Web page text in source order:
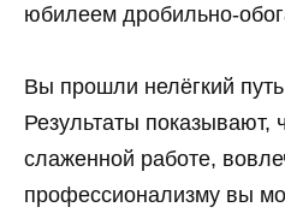
юбилеем дробильно-
Вы прошли нелёгкий
Результаты показывают,
слаженной работе,
профессионализму вы